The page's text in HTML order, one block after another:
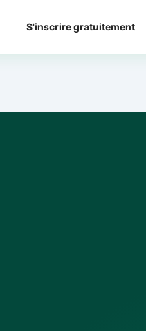
S'inscrire gratuitement